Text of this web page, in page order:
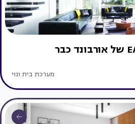
על ה-EARTHWOOL של אורבונד כבר
מערכת בית ונוי